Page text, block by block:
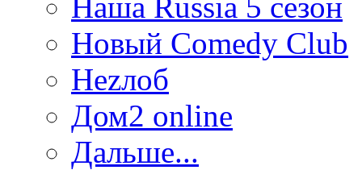
Новый Comedy Club
Неzлоб
Дом2 online
Дальше...